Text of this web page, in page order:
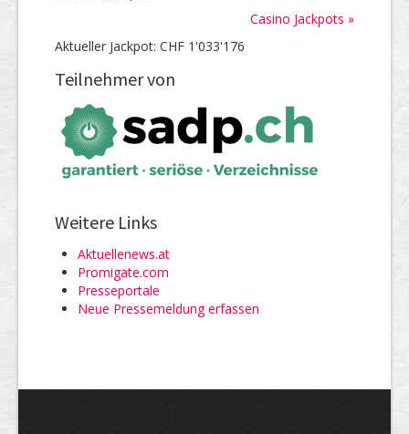
Casino Jackpots »
Aktueller Jackpot: CHF 1'033'176
Teilnehmer von
Weitere Links
Aktuellenews.at
Promigate.com
Presseportale
Neue Pressemeldung erfassen